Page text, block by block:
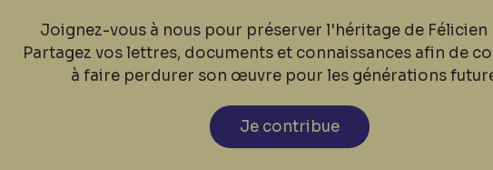
Joignez-vous à nous pour préserver l'héritage de Félicien
Partagez vos lettres, documents et connaissances afin de
à faire perdurer son œuvre pour les générations
Je contribue